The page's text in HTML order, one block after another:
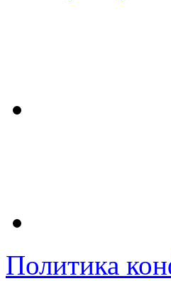
Политика